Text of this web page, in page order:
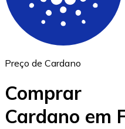
Preço de Cardano
Comprar
Cardano em